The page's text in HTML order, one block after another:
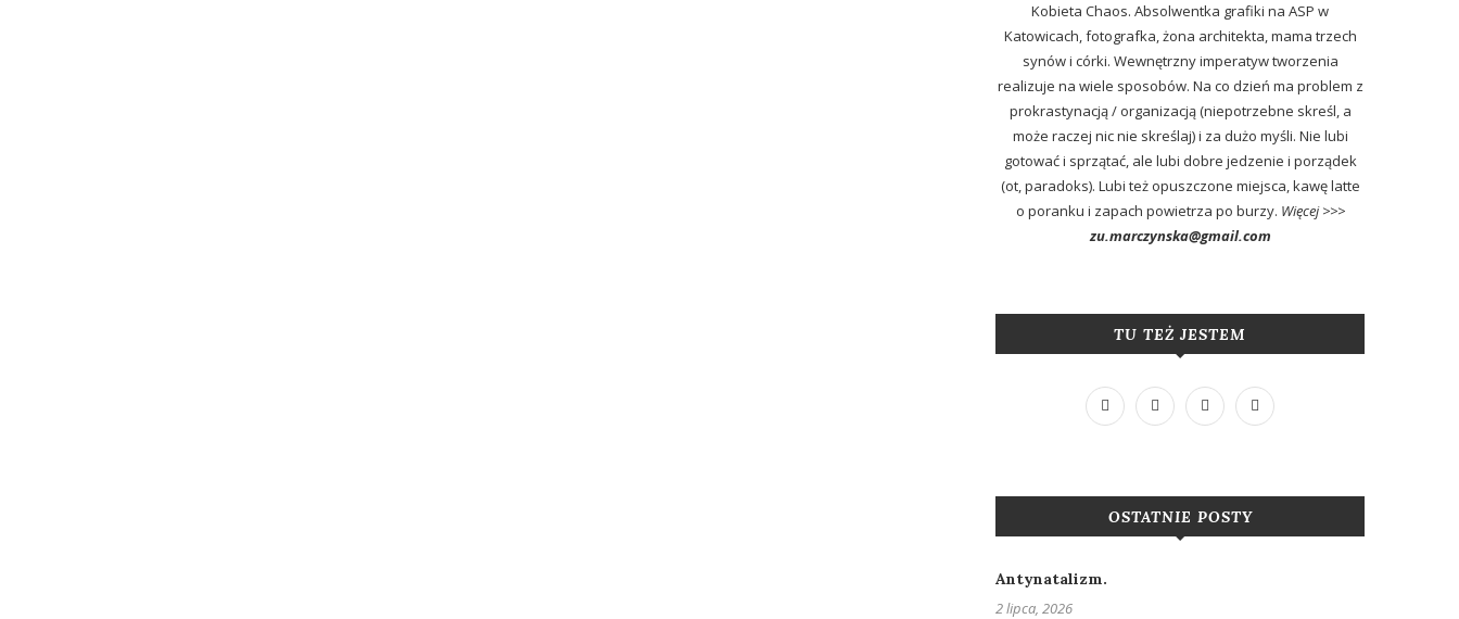
Kobieta Chaos. Absolwentka grafiki na ASP w
Katowicach, fotografka, żona architekta, mama trzech
synów i córki. Wewnętrzny imperatyw tworzenia
realizuje na wiele sposobów. Na co dzień ma problem z
prokrastynacją / organizacją (niepotrzebne skreśl, a
może raczej nic nie skreślaj) i za dużo myśli. Nie lubi
gotować i sprzątać, ale lubi dobre jedzenie i porządek
(ot, paradoks). Lubi też opuszczone miejsca, kawę latte
o poranku i zapach powietrza po burzy. Więcej >>>
zu.marczynska@gmail.com
TU TEŻ JESTEM
OSTATNIE POSTY
Antynatalizm.
2 lipca, 2026